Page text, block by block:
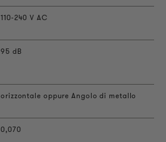
110-240 V AC
95 dB
orizzontale oppure Angolo di metallo
0,070